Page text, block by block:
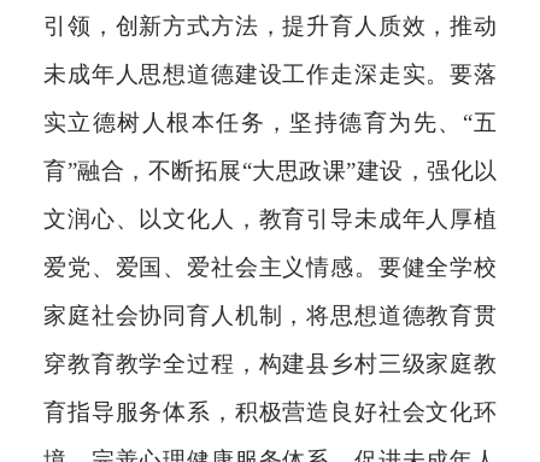
引领，创新方式方法，提升育人质效，推动
未成年人思想道德建设工作走深走实。要落
实立德树人根本任务，坚持德育为先、“五
育”融合，不断拓展“大思政课”建设，强化以
文润心、以文化人，教育引导未成年人厚植
爱党、爱国、爱社会主义情感。要健全学校
家庭社会协同育人机制，将思想道德教育贯
穿教育教学全过程，构建县乡村三级家庭教
育指导服务体系，积极营造良好社会文化环